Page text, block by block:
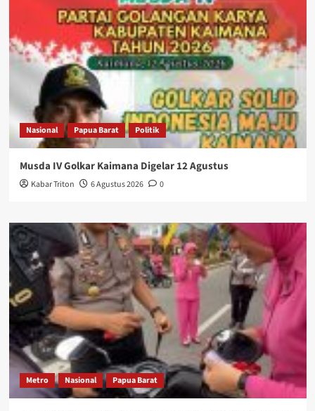
Nasional Papua Barat Politik
Musda IV Golkar Kaimana Digelar 12 Agustus
Kabar Triton 6 Agustus 2026 0
Metro Nasional Papua Barat